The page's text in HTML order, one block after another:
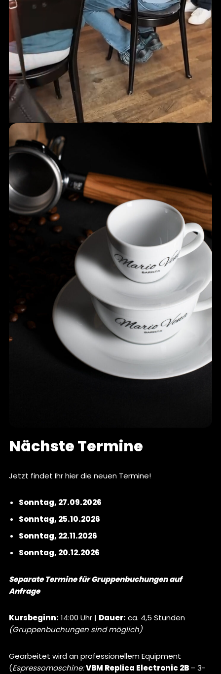
Nächste Termine
Jetzt findet Ihr hier die neuen Termine!
Sonntag, 27.09.2026
Sonntag, 25.10.2026
Sonntag, 22.11.2026
Sonntag, 20.12.2026
Separate Termine für Gruppenbuchungen auf
Anfrage
Kursbeginn: 14:00 Uhr | Dauer: ca. 4,5 Stunden
(Gruppenbuchungen sind möglich)
Gearbeitet wird an professionellem Equipment
(Espressomaschine:VBM Replica Electronic 2B– 3-